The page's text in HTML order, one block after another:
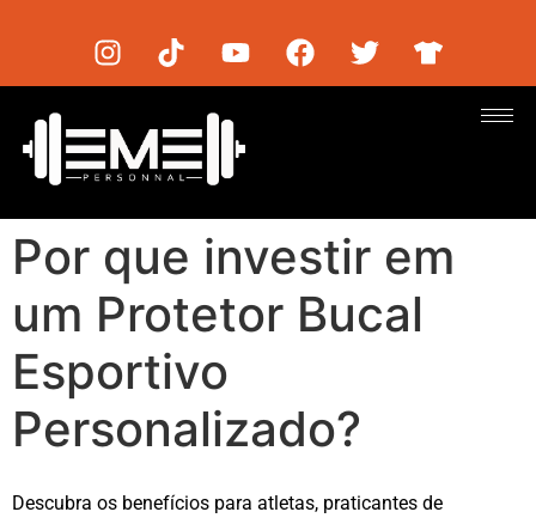
Por que investir em
um Protetor Bucal
Esportivo
Personalizado?
Descubra os benefícios para atletas, praticantes de